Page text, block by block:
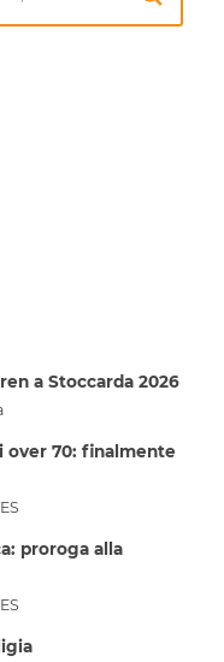
a Stoccarda 2026
over 70: finalmente
proroga alla